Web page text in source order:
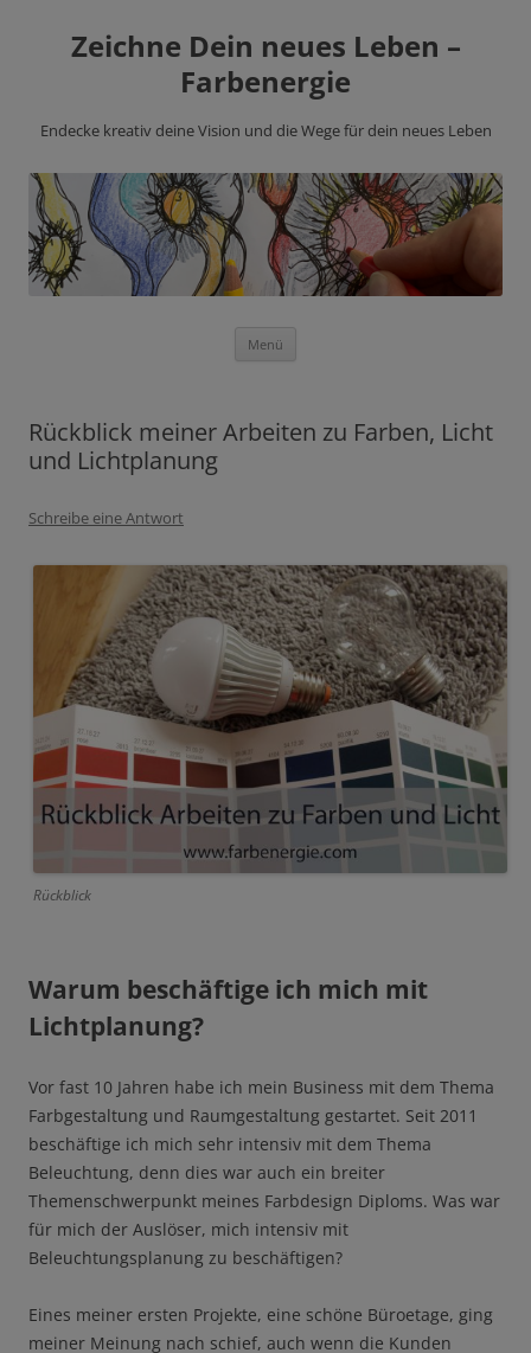
Zeichne Dein neues Leben –
Farbenergie
Endecke kreativ deine Vision und die Wege für dein neues Leben
Menü
Rückblick meiner Arbeiten zu Farben, Licht
und Lichtplanung
Schreibe eine Antwort
Rückblick
Warum beschäftige ich mich mit
Lichtplanung?
Vor fast 10 Jahren habe ich mein Business mit dem Thema
Farbgestaltung und Raumgestaltung gestartet. Seit 2011
beschäftige ich mich sehr intensiv mit dem Thema
Beleuchtung, denn dies war auch ein breiter
Themenschwerpunkt meines Farbdesign Diploms. Was war
für mich der Auslöser, mich intensiv mit
Beleuchtungsplanung zu beschäftigen?
Eines meiner ersten Projekte, eine schöne Büroetage, ging
meiner Meinung nach schief, auch wenn die Kunden